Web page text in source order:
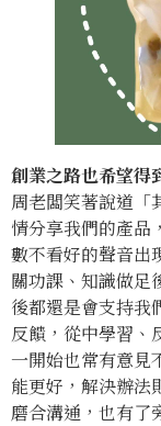
創業之路也希望得
周老闆笑著說道「
情分享我們的產品
數不看好的聲音出
關功課、知識做足
後都還是會支持我
反饋，從中學習、
一開始也常有意見
能更好，解決辦法
磨合溝通，也有了